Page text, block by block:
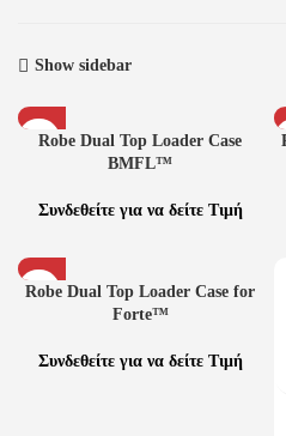
Show sidebar
Robe Dual Top Loader Case
BMFL™
Συνδεθείτε για να δείτε Τιμή
Robe Dual Top Loader Case for
Forte™
Συνδεθείτε για να δείτε Τιμή